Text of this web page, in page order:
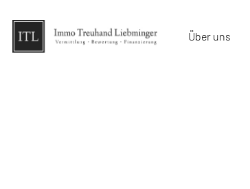
Über uns